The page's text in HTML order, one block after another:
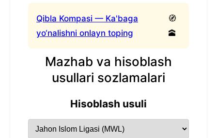
Qibla Kompasi — Ka'baga
yo‘nalishni onlayn toping
🧭
🕋
Mazhab va hisoblash
usullari sozlamalari
Hisoblash usuli